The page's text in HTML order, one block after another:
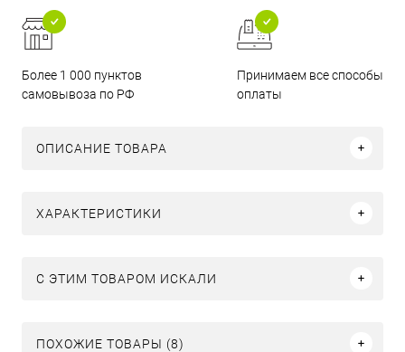
Более 1 000 пунктов
самовывоза по РФ
Принимаем все способы
оплаты
ОПИСАНИЕ ТОВАРА
ХАРАКТЕРИСТИКИ
C ЭТИМ ТОВАРОМ ИСКАЛИ
ПОХОЖИЕ ТОВАРЫ (8)